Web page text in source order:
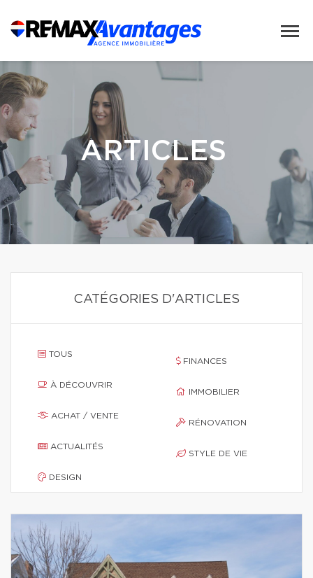
ARTICLES
CATÉGORIES D'ARTICLES
TOUS
À DÉCOUVRIR
ACHAT / VENTE
ACTUALITÉS
DESIGN
FINANCES
IMMOBILIER
RÉNOVATION
STYLE DE VIE